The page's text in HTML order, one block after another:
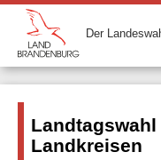
Der
Landkreisen